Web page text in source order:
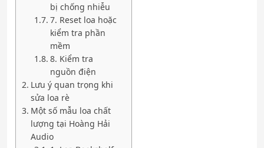
bị chống nhiễu
7. Reset loa hoặc
kiểm tra phần
mềm
8. Kiểm tra
nguồn điện
Lưu ý quan trọng khi
sửa loa rè
Một số mẫu loa chất
lượng tại Hoàng Hải
Audio